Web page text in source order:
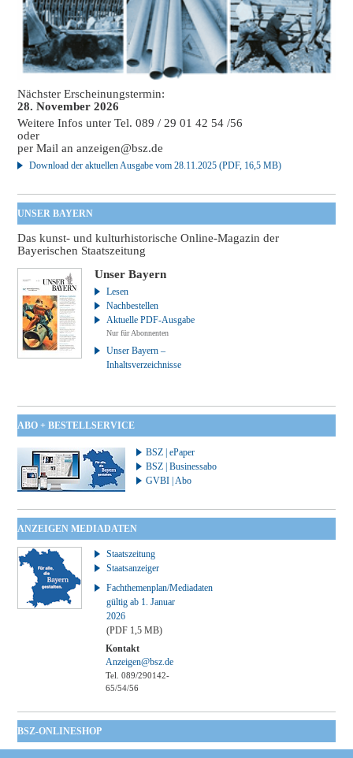
Nächster Erscheinungstermin:
28. November 2026
Weitere Infos unter Tel. 089 / 29 01 42 54 /56
oder
per Mail ananzeigen@bsz.de
Download der aktuellen Ausgabe vom 28.11.2025 (PDF, 16,5 MB)
UNSER BAYERN
Das kunst- und kulturhistorische Online-Magazin der
Bayerischen Staatszeitung
Unser Bayern
Lesen
Nachbestellen
Aktuelle PDF-Ausgabe
Nur für Abonnenten
Unser Bayern –
Inhaltsverzeichnisse
ABO + BESTELLSERVICE
BSZ | ePaper
BSZ | Businessabo
GVBI | Abo
ANZEIGEN MEDIADATEN
Staatszeitung
Staatsanzeiger
Fachthemenplan/Mediadaten
gültig ab 1. Januar
2026
(PDF 1,5 MB)
Kontakt
Anzeigen@bsz.de
Tel. 089/290142-
65/54/56
BSZ-ONLINESHOP